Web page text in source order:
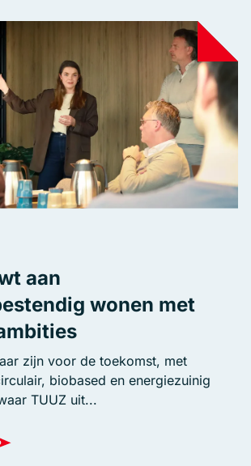
aan
wonen met
zijn voor de toekomst, met
biobased en energiezuinig
TUUZ uit...